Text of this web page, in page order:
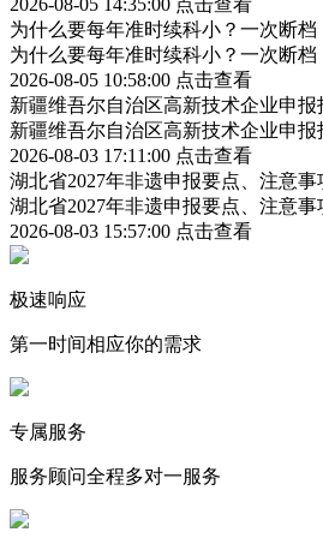
为什么要每年准时续科小？一次断
为什么要每年准时续科小？一次断
2026-08-05 10:58:00 点击查看
新疆维吾尔自治区高新技术企业申
新疆维吾尔自治区高新技术企业申
2026-08-03 17:11:00 点击查看
湖北省2027年非遗申报要点、注意
湖北省2027年非遗申报要点、注意
2026-08-03 15:57:00 点击查看
极速响应
第一时间相应你的需求
专属服务
服务顾问全程多对一服务